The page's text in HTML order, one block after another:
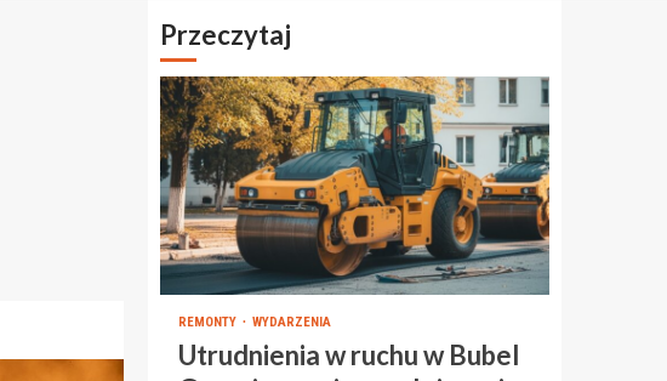
Przeczytaj
REMONTY WYDARZENIA
Utrudnienia w ruchu w Bubel